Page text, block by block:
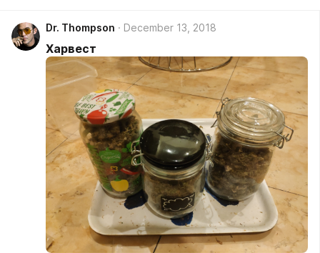
Dr. Thompson December 13, 2018
Харвест